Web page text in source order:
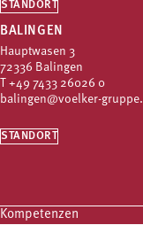
STANDORT
BALINGEN
Hauptwasen 3
72336 Balingen
+49 7433 26026 0
balingen@voelker-
STANDORT
Kompetenzen